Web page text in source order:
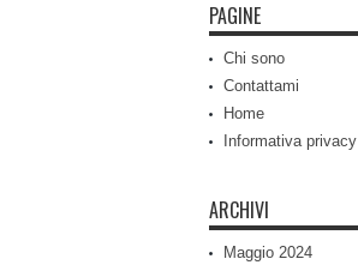
PAGINE
Chi sono
Contattami
Home
Informativa privacy
ARCHIVI
Maggio 2024